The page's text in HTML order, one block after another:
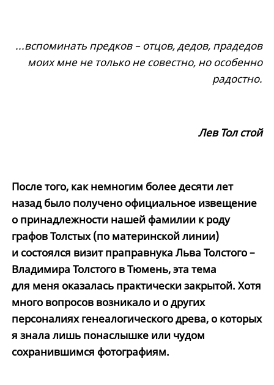
...вспоминать предков – отцов, дедов, прадедов
моих мне не только не совестно, но особенно
радостно.
Лев Толстой
После того, как немногим более десяти лет
назад было получено официальное извещение
о принадлежности нашей фамилии к роду
графов Толстых (по материнской линии)
и состоялся визит праправнука Льва Толстого –
Владимира Толстого в Тюмень, эта тема
для меня оказалась практически закрытой. Хотя
много вопросов возникало и о других
персоналиях генеалогического древа, о которых
я знала лишь понаслышке или чудом
сохранившимся фотографиям.